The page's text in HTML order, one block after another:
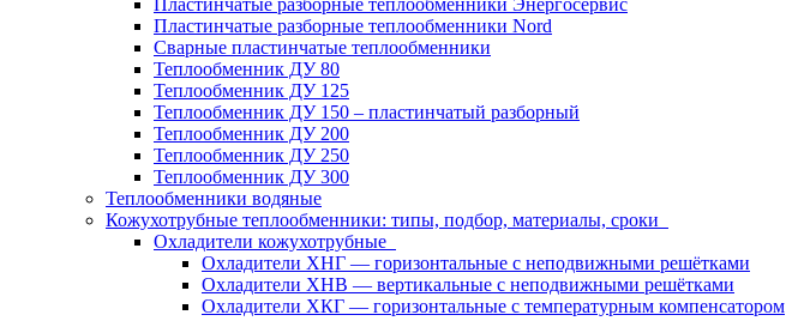
Пластинчатые разборные теплообменники Энергосервис
Пластинчатые разборные теплообменники Nord
Сварные пластинчатые теплообменники
Теплообменник ДУ 80
Теплообменник ДУ 125
Теплообменник ДУ 150 – пластинчатый разборный
Теплообменник ДУ 200
Теплообменник ДУ 250
Теплообменник ДУ 300
Теплообменники водяные
Кожухотрубные теплообменники: типы, подбор, материалы, сроки
Охладители кожухотрубные
Охладители ХНГ — горизонтальные с неподвижными решётками
Охладители ХНВ — вертикальные с неподвижными решётками
Охладители ХКГ — горизонтальные с температурным компенсатором